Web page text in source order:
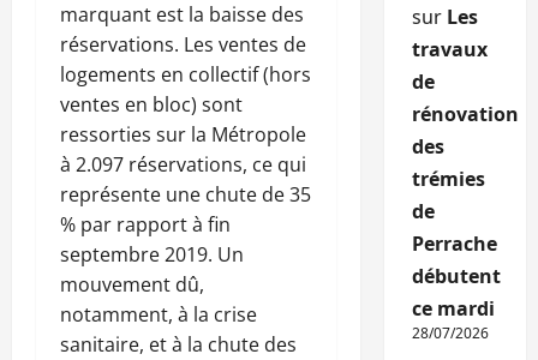
marquant est la baisse des
réservations. Les ventes de
logements en collectif (hors
ventes en bloc) sont
ressorties sur la Métropole
à 2.097 réservations, ce qui
représente une chute de 35
% par rapport à fin
septembre 2019. Un
mouvement dû,
notamment, à la crise
sanitaire, et à la chute des
sur Les
travaux
de
rénovation
des
trémies
de
Perrache
débutent
ce mardi
28/07/2026